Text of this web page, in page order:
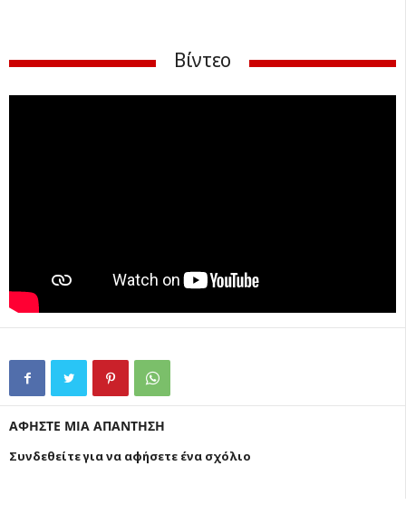
Βίντεο
ΑΦΗΣΤΕ ΜΙΑ ΑΠΑΝΤΗΣΗ
Συνδεθείτε για να αφήσετε ένα σχόλιο